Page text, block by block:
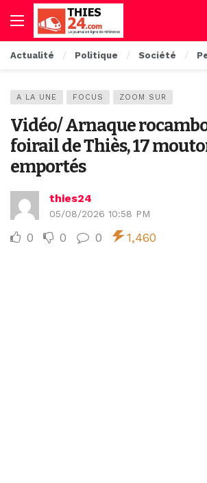
Actualité Politique Société
A LA UNE FOCUS ZOOM SUR
Vidéo/ Arnaque
foirail de Thiès, 17
emportés
thies24
05/08/2026 10:58 PM
0 0 0 1,460